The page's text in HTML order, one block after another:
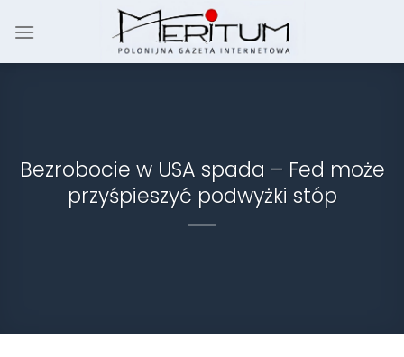
Bezrobocie w USA spada – Fed może
przyśpieszyć podwyżki stóp